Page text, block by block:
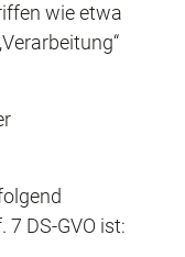
wie etwa
7 DS-GVO ist: